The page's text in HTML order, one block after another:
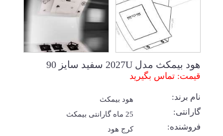
هود بیمکث مدل 2027U سفید سایز 90
قیمت: تماس بگیرید
نام برند: هود بیمکث
گارانتی: 25 ماه گارانتی بیمکث
فروشنده: کرج هود